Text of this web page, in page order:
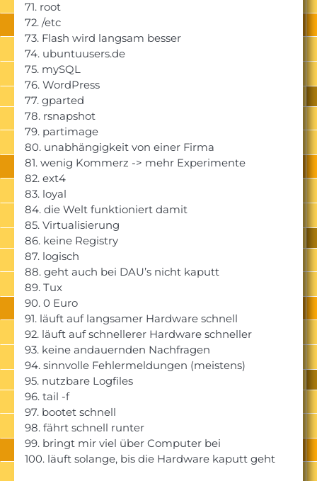
71. root
72. /etc
73. Flash wird langsam besser
74. ubuntuusers.de
75. mySQL
76. WordPress
77. gparted
78. rsnapshot
79. partimage
80. unabhängigkeit von einer Firma
81. wenig Kommerz -> mehr Experimente
82. ext4
83. loyal
84. die Welt funktioniert damit
85. Virtualisierung
86. keine Registry
87. logisch
88. geht auch bei DAU’s nicht kaputt
89. Tux
90. 0 Euro
91. läuft auf langsamer Hardware schnell
92. läuft auf schnellerer Hardware schneller
93. keine andauernden Nachfragen
94. sinnvolle Fehlermeldungen (meistens)
95. nutzbare Logfiles
96. tail -f
97. bootet schnell
98. fährt schnell runter
99. bringt mir viel über Computer bei
100. läuft solange, bis die Hardware kaputt geht